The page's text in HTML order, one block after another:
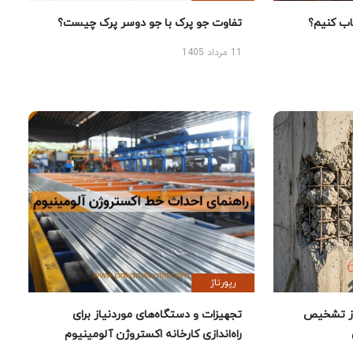
کنیم؟ تفاوت جو پرک با جو دوسر پرک چیست؟
تشخیص
رپورتاژ
تجهیزات و دستگاه‌های موردنیاز برای
راه‌اندازی کارخانه اکستروژن آلومینیوم